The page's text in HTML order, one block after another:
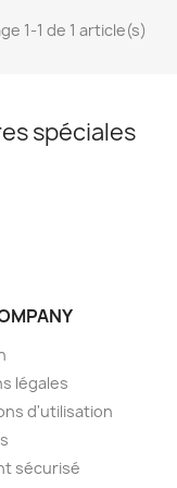
1-1 de 1 article(s)
spéciales
légales
d'utilisation
sécurisé